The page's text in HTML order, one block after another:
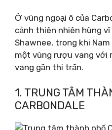
Ở vùng ngoại ô của
cảnh thiên nhiên hùng vĩ
Shawnee, trong khi
một vùng rượu vang với
vang gần thị trấn.
1. TRUNG TÂM
CARBONDALE